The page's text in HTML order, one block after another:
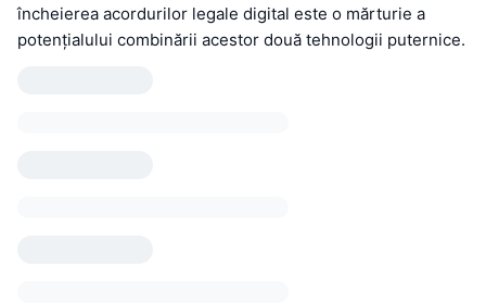
încheierea acordurilor legale digital este o mărturie a
potențialului combinării acestor două tehnologii puternice.